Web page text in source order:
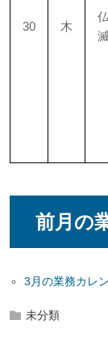
30 木
仏
滅
前月の
3月の業務カレ
未分類